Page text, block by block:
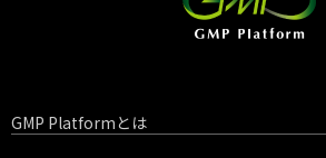
GMP Platformとは